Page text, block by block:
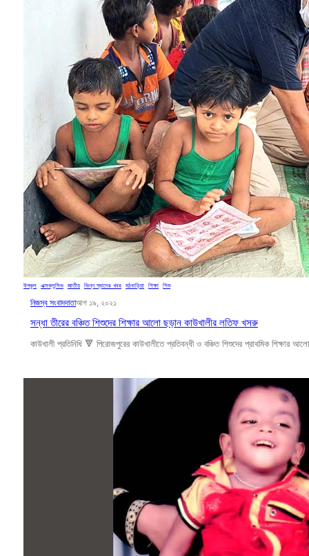
উপকূল এক্সক্লুসিভ জাতীয় ভিন্ন স্বাদের খবর মঠবাড়িয়া শিক্ষা শিশু
নিজস্ব সংবাদদাতাআগ ১৯, ২০২১
সন্ধা তীরের বঞ্চিত শিশুদের শিক্ষার আলো ছড়ান কাউখালীর লতিফ খসরু
কাউখালী প্রতিনিধি 🔻 পিরোজপুরের কাউখালীতে প্রতিবন্ধী ও বঞ্চিত শিশুদের প্রাথমিক শিক্ষার